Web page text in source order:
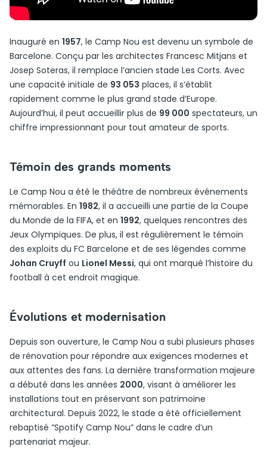
Inauguré en 1957, le Camp Nou est devenu un symbole de
Barcelone. Conçu par les architectes Francesc Mitjans et
Josep Soteras, il remplace l’ancien stade Les Corts. Avec
une capacité initiale de 93 053 places, il s’établit
rapidement comme le plus grand stade d’Europe.
Aujourd’hui, il peut accueillir plus de 99 000 spectateurs, un
chiffre impressionnant pour tout amateur de sports.
Témoin des grands moments
Le Camp Nou a été le théâtre de nombreux événements
mémorables. En 1982, il a accueilli une partie de la Coupe
du Monde de la FIFA, et en 1992, quelques rencontres des
Jeux Olympiques. De plus, il est régulièrement le témoin
des exploits du FC Barcelone et de ses légendes comme
Johan Cruyff ou Lionel Messi, qui ont marqué l’histoire du
football à cet endroit magique.
Évolutions et modernisation
Depuis son ouverture, le Camp Nou a subi plusieurs phases
de rénovation pour répondre aux exigences modernes et
aux attentes des fans. La dernière transformation majeure
a débuté dans les années 2000, visant à améliorer les
installations tout en préservant son patrimoine
architectural. Depuis 2022, le stade a été officiellement
rebaptisé “Spotify Camp Nou” dans le cadre d’un
partenariat majeur.